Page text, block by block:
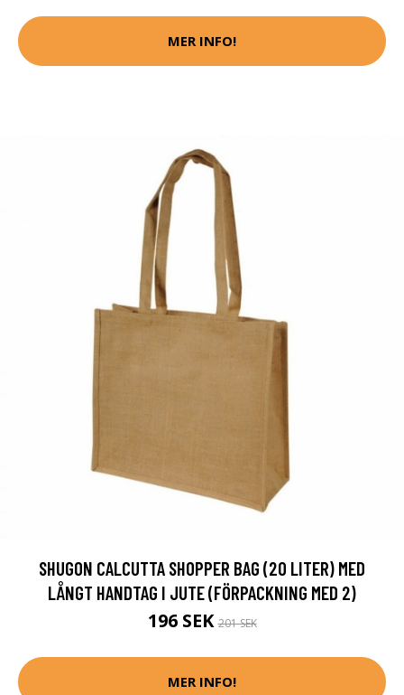
MER INFO!
SHUGON CALCUTTA SHOPPER BAG (20 LITER) MED
LÅNGT HANDTAG I JUTE (FÖRPACKNING MED 2)
196 SEK201 SEK
MER INFO!